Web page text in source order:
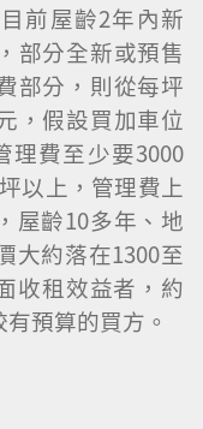
前屋齡2年內新
部分全新或預售
部分，則從每坪
，假設買加車位
理費至少要3000
以上，管理費上
屋齡10多年、地
大約落在1300至
收租效益者，約
預算的買方。